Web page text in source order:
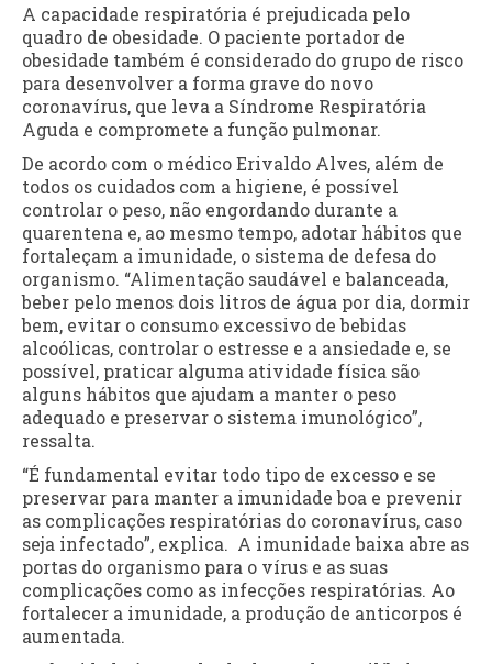
A capacidade respiratória é prejudicada pelo
quadro de obesidade. O paciente portador de
obesidade também é considerado do grupo de risco
para desenvolver a forma grave do novo
coronavírus, que leva a Síndrome Respiratória
Aguda e compromete a função pulmonar.
De acordo com o médico Erivaldo Alves, além de
todos os cuidados com a higiene, é possível
controlar o peso, não engordando durante a
quarentena e, ao mesmo tempo, adotar hábitos que
fortaleçam a imunidade, o sistema de defesa do
organismo. “Alimentação saudável e balanceada,
beber pelo menos dois litros de água por dia, dormir
bem, evitar o consumo excessivo de bebidas
alcoólicas, controlar o estresse e a ansiedade e, se
possível, praticar alguma atividade física são
alguns hábitos que ajudam a manter o peso
adequado e preservar o sistema imunológico”,
ressalta.
“É fundamental evitar todo tipo de excesso e se
preservar para manter a imunidade boa e prevenir
as complicações respiratórias do coronavírus, caso
seja infectado”, explica. A imunidade baixa abre as
portas do organismo para o vírus e as suas
complicações como as infecções respiratórias. Ao
fortalecer a imunidade, a produção de anticorpos é
aumentada.